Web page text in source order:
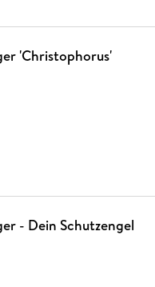
'Christophorus'
- Dein Schutzengel